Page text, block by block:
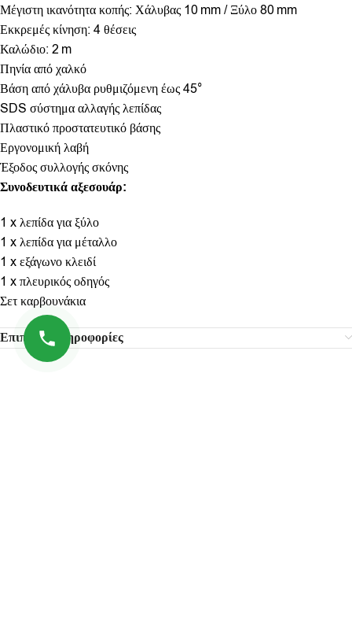
Μέγιστη ικανότητα κοπής: Χάλυβας 10 mm / Ξύλο 80 mm
Εκκρεμές κίνηση: 4 θέσεις
Καλώδιο: 2 m
Πηνία από χαλκό
Βάση από χάλυβα ρυθμιζόμενη έως 45°
SDS σύστημα αλλαγής λεπίδας
Πλαστικό προστατευτικό βάσης
Εργονομική λαβή
Έξοδος συλλογής σκόνης
Συνοδευτικά αξεσουάρ:
1 x λεπίδα για ξύλο
1 x λεπίδα για μέταλλο
1 x εξάγωνο κλειδί
1 x πλευρικός οδηγός
Σετ καρβουνάκια
Επιπλέον πληροφορίες